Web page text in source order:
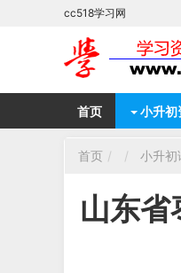
cc518学习网
首页 小升初
首页 小升初
山东省